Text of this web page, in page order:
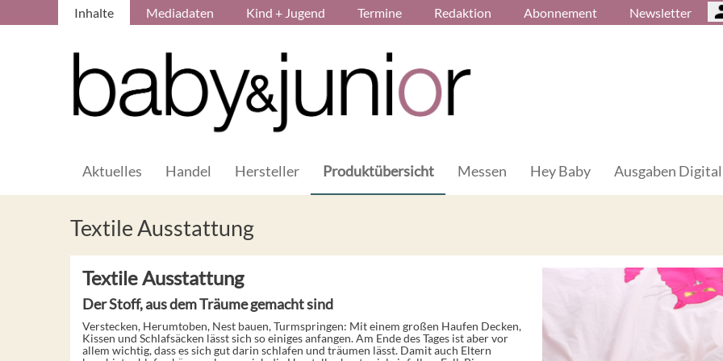
Inhalte Mediadaten Kind + Jugend Termine Redaktion Abonnement Newsletter
Aktuelles Handel Hersteller Produktübersicht Messen Hey Baby Ausgaben Digital
Textile Ausstattung
Textile Ausstattung
Der Stoff, aus dem Träume gemacht sind
Verstecken, Herumtoben, Nest bauen, Turmspringen: Mit einem großen Haufen Decken,
Kissen und Schlafsäcken lässt sich so einiges anfangen. Am Ende des Tages ist aber vor
allem wichtig, dass es sich gut darin schlafen und träumen lässt. Damit auch Eltern